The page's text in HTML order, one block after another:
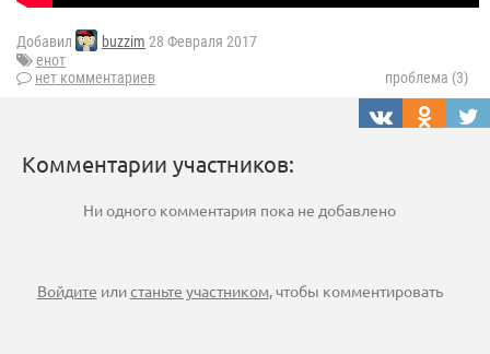
Добавил buzzim 28 Февраля 2017
енот
нет комментариев
проблема (3)
Комментарии участников:
Ни одного комментария пока не добавлено
Войдите илистаньте участником, чтобы комментировать